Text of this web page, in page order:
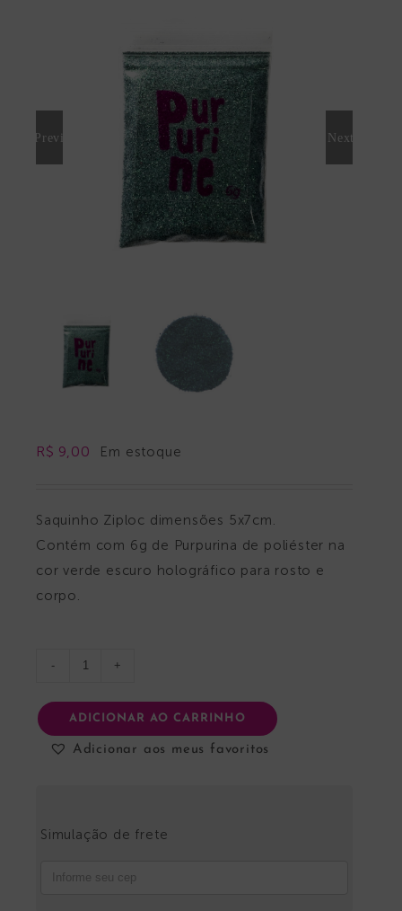
Previous Next
R$ 9,00 Em estoque
Saquinho Ziploc dimensões 5x7cm.
Contém com 6g de Purpurina de poliéster na
cor verde escuro holográfico para rosto e
corpo.
quantidade
ADICIONAR AO CARRINHO
Adicionar aos meus favoritos
Simulação de frete